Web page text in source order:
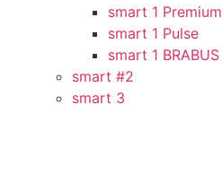
smart 1 Premium
smart 1 Pulse
smart 1 BRABUS
smart #2
smart 3